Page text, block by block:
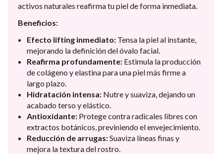
activos naturales reafirma tu piel de forma inmediata.
Beneficios:
Efecto lifting inmediato: Tensa la piel al instante,
mejorando la definición del óvalo facial.
Reafirma profundamente: Estimula la producción
de colágeno y elastina para una piel más firme a
largo plazo.
Hidratación intensa: Nutre y suaviza, dejando un
acabado terso y elástico.
Antioxidante: Protege contra radicales libres con
extractos botánicos, previniendo el envejecimiento.
Reducción de arrugas:Suaviza líneas finas y
mejora la textura del rostro.